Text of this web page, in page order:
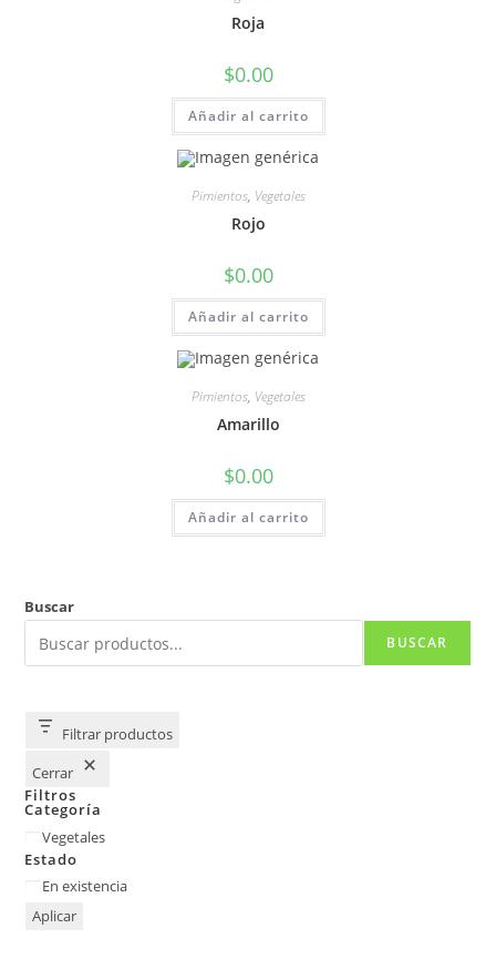
Roja
$0.00
Añadir al carrito
Pimientos, Vegetales
Rojo
$0.00
Añadir al carrito
Pimientos, Vegetales
Amarillo
$0.00
Añadir al carrito
Buscar
BUSCAR
Filtrar productos
Cerrar
Filtros
Categoría
Vegetales
Estado
En existencia
Aplicar